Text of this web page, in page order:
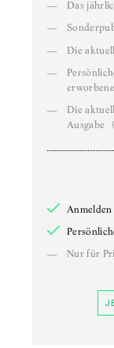
—
Das
—
—
Die
—
—
Die
Ausgabe
—
Nur für